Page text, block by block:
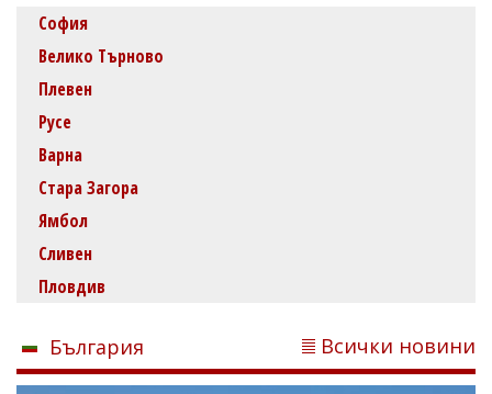
София
Велико Търново
Плевен
Русе
Варна
Стара Загора
Ямбол
Сливен
Пловдив
България Всички новини